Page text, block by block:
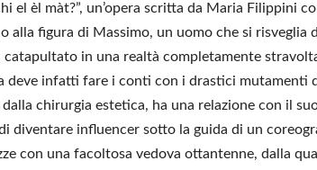
el èl màt?”, un’opera scritta da Maria Filippini
alla figura di Massimo, un uomo che si risveglia
in una realtà completamente
deve infatti fare i conti con i drastici mutamenti
chirurgia estetica, ha una relazione con il
di diventare influencer sotto la guida di un
con una facoltosa vedova ottantenne, dalla